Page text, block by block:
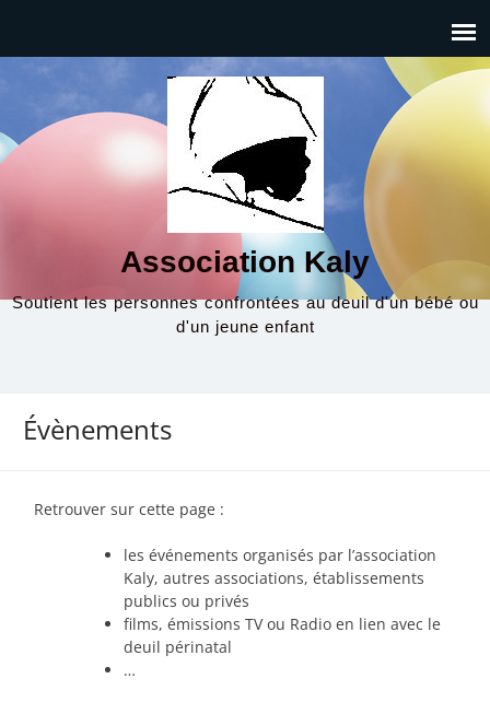
Association Kaly
Soutient les personnes confrontées au deuil d'un bébé ou
d'un jeune enfant
Évènements
Retrouver sur cette page :
les événements organisés par l’association
Kaly, autres associations, établissements
publics ou privés
films, émissions TV ou Radio en lien avec le
deuil périnatal
…
00:00